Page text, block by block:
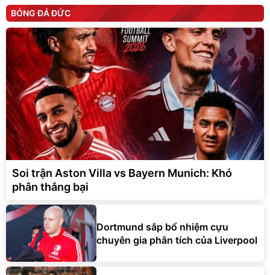
BÓNG ĐÁ ĐỨC
Soi trận Aston Villa vs Bayern Munich: Khó
phân thắng bại
Dortmund sắp bổ nhiệm cựu
chuyên gia phân tích của Liverpool